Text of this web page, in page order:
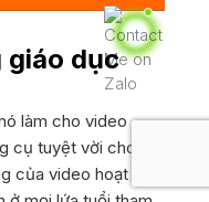
giáo dục
làm cho video
cụ tuyệt vời cho
của video hoạt hình